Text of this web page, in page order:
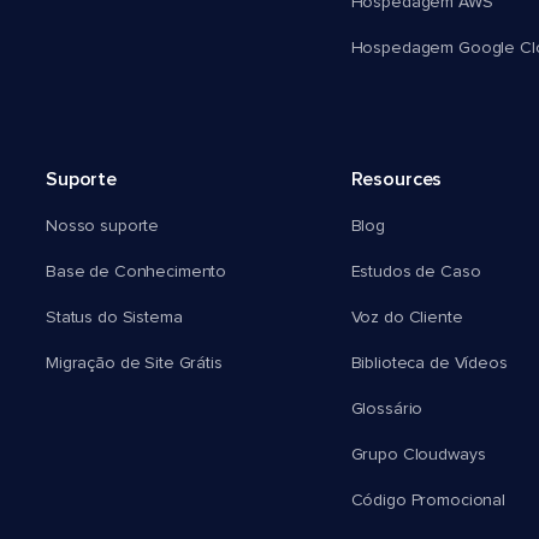
Hospedagem Google
Suporte
Nosso suporte
Base de Conhecimento
Status do Sistema
Migração de Site Grátis
Resources
Blog
Estudos de Caso
Voz do Cliente
Biblioteca de Vídeos
Glossário
Grupo Cloudways
Código Promocional